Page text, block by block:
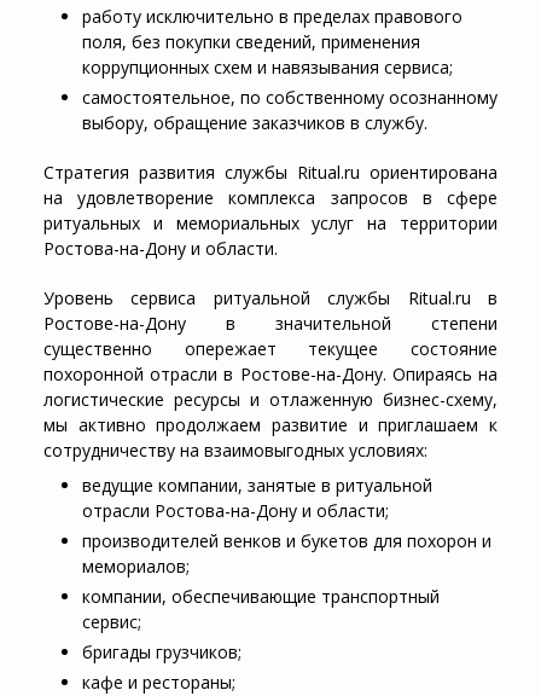
работу исключительно в пределах правового
поля, без покупки сведений, применения
коррупционных схем и навязывания сервиса;
самостоятельное, по собственному осознанному
выбору, обращение заказчиков в службу.
Стратегия развития службы Ritual.ru ориентирована
на удовлетворение комплекса запросов в сфере
ритуальных и мемориальных услуг на территории
Ростова-на-Дону и области.
Уровень сервиса ритуальной службы Ritual.ru в
Ростове-на-Дону в значительной степени
существенно опережает текущее состояние
похоронной отрасли в Ростове-на-Дону. Опираясь на
логистические ресурсы и отлаженную бизнес-схему,
мы активно продолжаем развитие и приглашаем к
сотрудничеству на взаимовыгодных условиях:
ведущие компании, занятые в ритуальной
отрасли Ростова-на-Дону и области;
производителей венков и букетов для похорон и
мемориалов;
компании, обеспечивающие транспортный
сервис;
бригады грузчиков;
кафе и рестораны;